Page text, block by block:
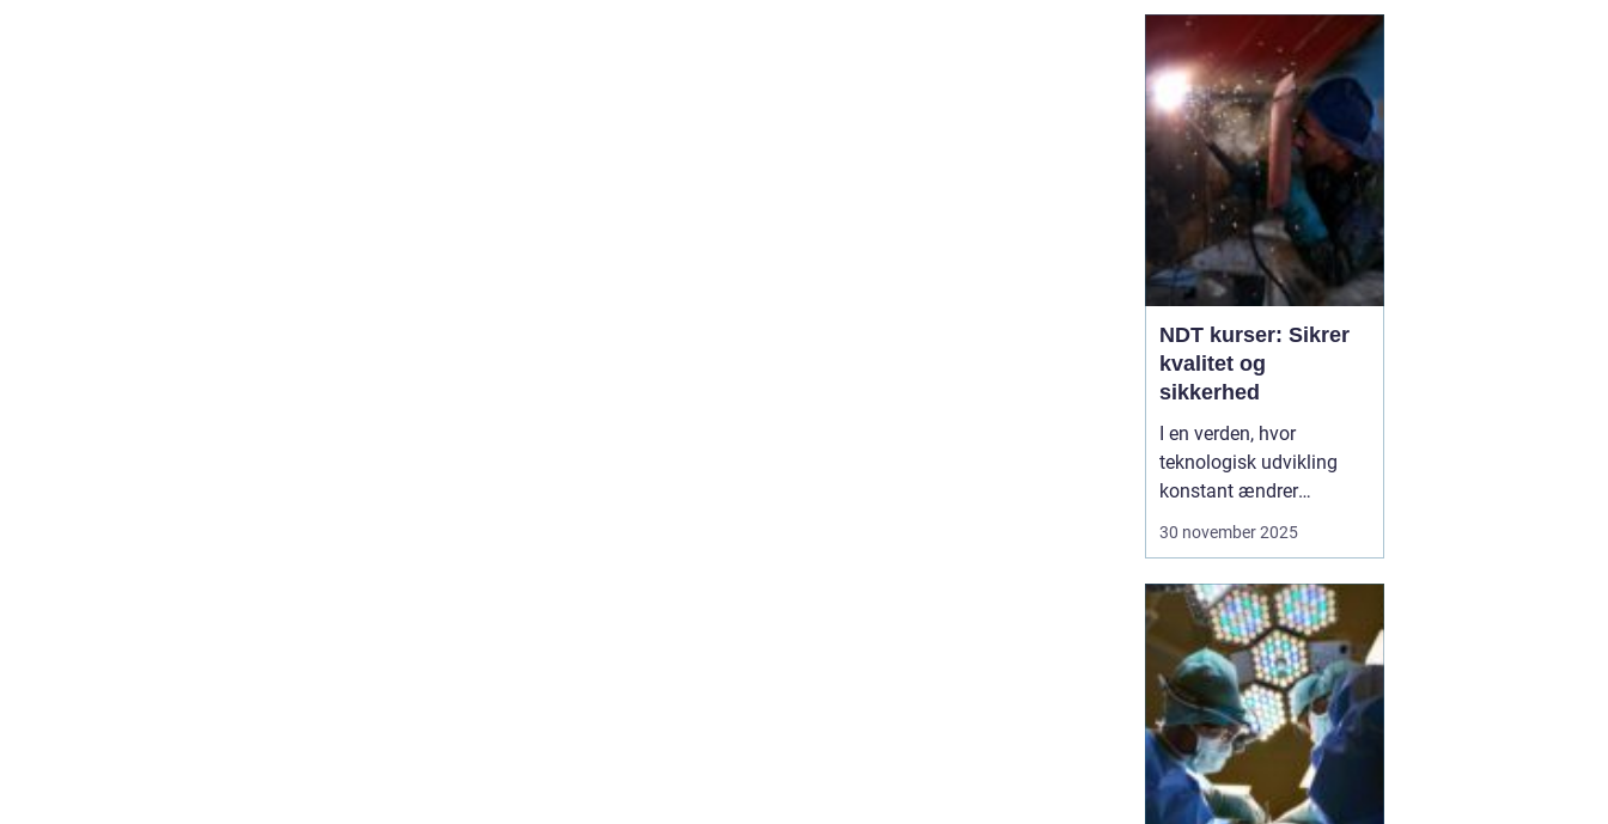
fødevareproduktion,
pharma og marine. Når
tanke ikke bliver gjort
ordentli...
NDT kurser: Sikrer
kvalitet og
sikkerhed
I en verden, hvor
teknologisk udvikling
konstant ændrer
industristandarder, bliver
Ikke-destruktiv testning,
eller NDT, er en metode,
der anvendes til at
evaluere egenskaberne
ved et materiale, ...
30 november 2025